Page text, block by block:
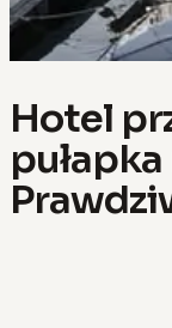
Hotel